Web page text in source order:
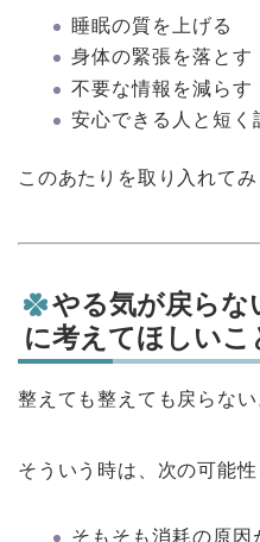
睡眠の質を上げる
身体の緊張を落とす
不要な情報を減らす
安心できる人と短く
このあたりを取り入れて
やる気が戻らな
に考えてほしいこ
整えても整えても戻らない
そういう時は、次の可能
そもそも消耗の原因